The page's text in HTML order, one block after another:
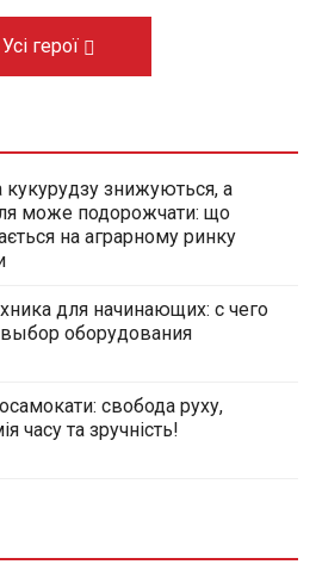
Усі герої
кукурудзу знижуються, а
може подорожчати: що
на аграрному ринку
для начинающих: с чего
выбор оборудования
свобода руху,
часу та зручність!